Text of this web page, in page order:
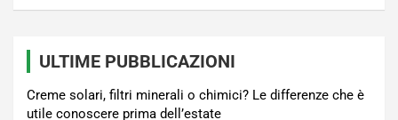
ULTIME PUBBLICAZIONI
Creme solari, filtri minerali o chimici? Le differenze che è
utile conoscere prima dell’estate